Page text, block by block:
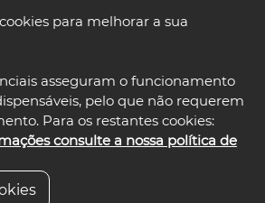
para melhorar a sua
asseguram o funcionamento
pelo que não requerem
Para os restantes cookies:
consulte a nossa política de
select language